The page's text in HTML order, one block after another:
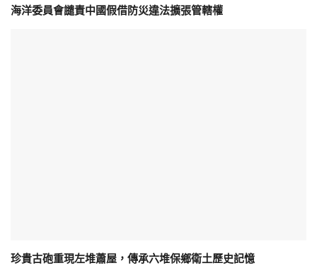
海洋委員會譴責中國假借防災違法擴張管轄權
珍貴古砲重現左堆蕭屋，傳承六堆保鄉衛土歷史記憶